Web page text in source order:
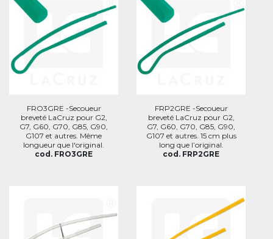
FRO3GRE -Secoueur
breveté LaCruz pour G2,
G7, G60, G70, G85, G90,
G107 et autres. Même
longueur que l'original.
cod. FRO3GRE
FRP2GRE -Secoueur
breveté LaCruz pour G2,
G7, G60, G70, G85, G90,
G107 et autres. 15 cm plus
long que l’original.
cod. FRP2GRE